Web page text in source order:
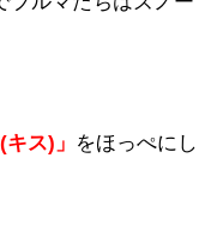
キス)」 をほっぺにし